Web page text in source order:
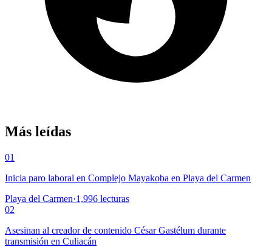
Más leídas
01
Inicia paro laboral en Complejo Mayakoba en Playa del Carmen
Playa del Carmen·1,996 lecturas
02
Asesinan al creador de contenido César Gastélum durante
transmisión en Culiacán